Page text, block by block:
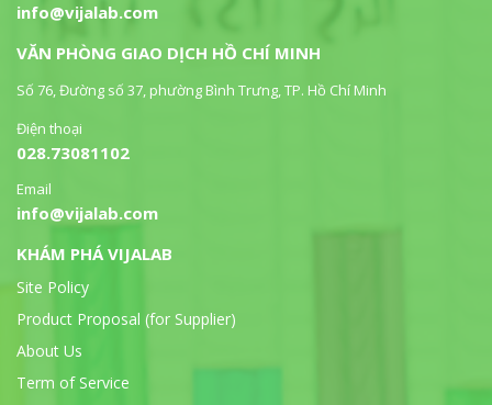
info@vijalab.com
VĂN PHÒNG GIAO DỊCH HỒ CHÍ MINH
Số 76, Đường số 37, phường Bình Trưng, TP. Hồ Chí Minh
Điện thoại
028.73081102
Email
info@vijalab.com
KHÁM PHÁ VIJALAB
Site Policy
Product Proposal (for Supplier)
About Us
Term of Service